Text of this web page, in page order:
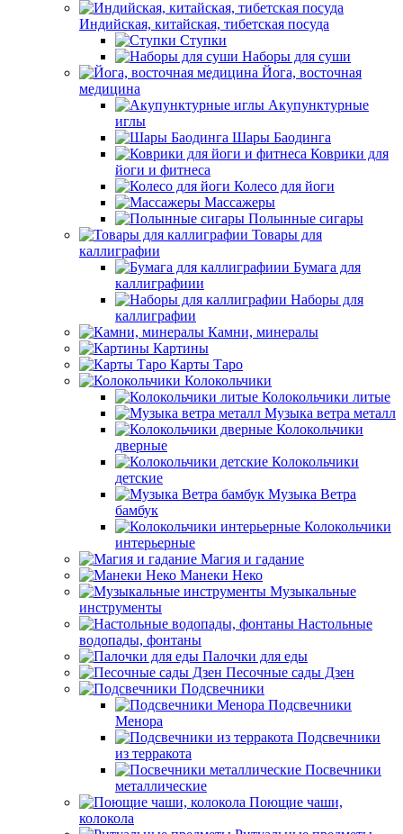
Индийская, китайская, тибетская посуда
Ступки
Наборы для суши
Йога, восточная
медицина
Акупунктурные
иглы
Шары Баодинга
Коврики для
йоги и фитнеса
Колесо для йоги
Массажеры
Полынные сигары
Товары для
каллиграфии
Бумага для
каллиграфиии
Наборы для
каллиграфии
Камни, минералы
Картины
Карты Таро
Колокольчики
Колокольчики литые
Музыка ветра металл
Колокольчики
дверные
Колокольчики
детские
Музыка Ветра
бамбук
Колокольчики
интерьерные
Магия и гадание
Манеки Неко
Музыкальные
инструменты
Настольные
водопады, фонтаны
Палочки для еды
Песочные сады Дзен
Подсвечники
Подсвечники
Менора
Подсвечники
из терракота
Посвечники
металлические
Поющие чаши,
колокола